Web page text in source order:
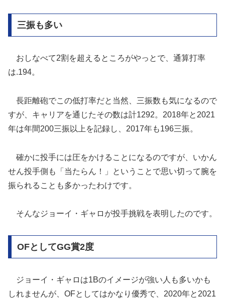
三振も多い
おしなべて2割を超えるところがやっとで、通算打率
は.194。
長距離砲でこの低打率だと当然、三振数も気になるので
すが、キャリアを通じたその数は計1292。2018年と2021
年は年間200三振以上を記録し、2017年も196三振。
確かに投手には圧をかけることになるのですが、いかん
せん投手側も「当たらん！」ということで思い切って腕を
振られることも多かったわけです。
そんなジョーイ・ギャロが投手挑戦を表明したのです。
OFとしてGG賞2度
ジョーイ・ギャロは1Bのイメージが強い人も多いかも
しれませんが、OFとしてはかなり優秀で、2020年と2021